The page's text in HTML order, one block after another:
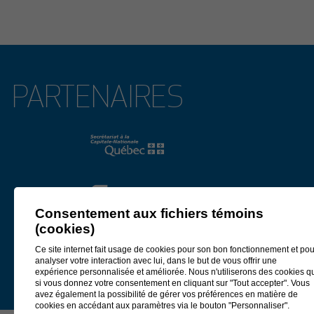
APPEL DE PROJETS EN DÉVELOPPEMENT CULTUREL
2026
Développement Côte-de-Beaupré et le ministère de la Culture et des
Communications, partenaires de l’Entente de développement culturel
développement culturel2025-2027conclue entre les partenaires.
Lire le communiqué
27 janvier 2026
PIERRE LAHOUD, PORTE-PAROLE DES PRIX DU
PATRIMOINE 2026
PARTENAIRES
Consentement aux fichiers témoins
(cookies)
Ce site internet fait usage de cookies pour son bon fonctionnement et
analyser votre interaction avec lui, dans le but de vous offrir une
expérience personnalisée et améliorée. Nous n'utiliserons des cookies
si vous donnez votre consentement en cliquant sur "Tout accepter". Vous
avez également la possibilité de gérer vos préférences en matière de
cookies en accédant aux paramètres via le bouton "Personnaliser".